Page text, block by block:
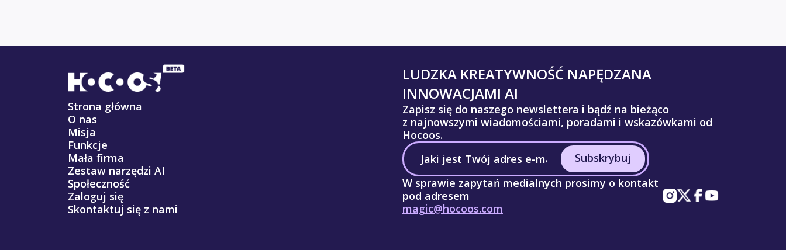
Strona główna
O nas
Misja
Funkcje
Mała firma
Zestaw narzędzi AI
Społeczność
Zaloguj się
Skontaktuj się z nami
LUDZKA KREATYWNOŚĆ NAPĘDZANA
INNOWACJAMI AI
Zapisz się do naszego newslettera i bądź na bieżąco
z najnowszymi wiadomościami, poradami i wskazówkami od
Hocoos.
Subskrybuj
W sprawie zapytań medialnych prosimy o kontakt
pod adresem
magic@hocoos.com